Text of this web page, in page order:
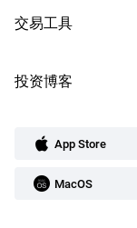
交易工具
投资博客
App Store
MacOS